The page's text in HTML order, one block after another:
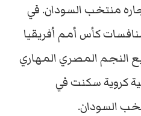
منتخب السودان. في
كأس أمم أفريقيا
من توقيع النجم المصري المهاري
كروية سكنت في
السودان.